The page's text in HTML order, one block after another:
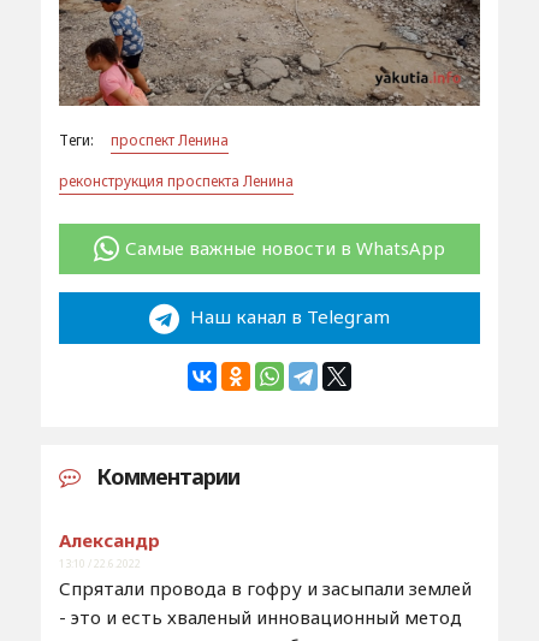
Теги:
проспект Ленина
реконструкция проспекта Ленина
Самые важные новости в WhatsApp
Наш канал в Telegram
Комментарии
Александр
13:10 / 22.6.2022
Спрятали провода в гофру и засыпали землей
- это и есть хваленый инновационный метод